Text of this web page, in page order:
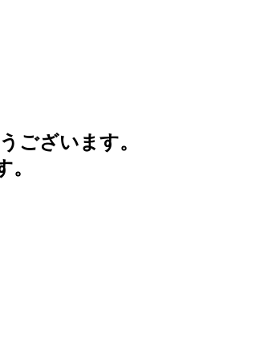
ございます。